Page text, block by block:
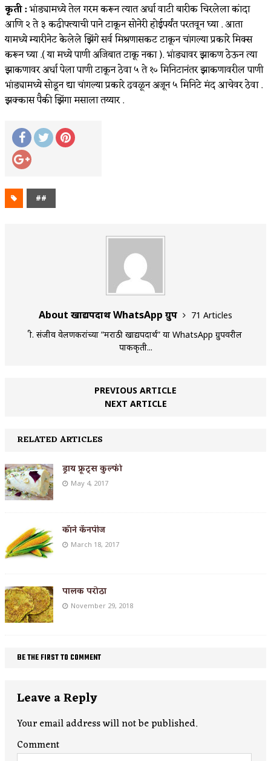
कृती :भांड्यामध्ये तेल गरम करून त्यात अर्धा वाटी बारीक चिरलेला कांदा
आणि २ ते ३ कढीपत्त्याची पाने टाकून सोनेरी होईपर्यंत परतवून घ्या . आता
यामध्ये म्यारीनेट केलेले झिंगे सर्व मिश्रणासकट टाकून चांगल्या प्रकारे मिक्स
करून घ्या .( या मध्ये पाणी अजिबात टाकू नका ). भांड्यावर झाकण ठेऊन त्या
झाकणावर अर्धा पेला पाणी टाकून ठेवा ५ ते १० मिनिटानंतर झाकणावरील पाणी
भांड्यामध्ये सोडून द्या चांगल्या प्रकारे ढवळून अजून ५ मिनिटे मंद आचेवर ठेवा .
झक्कास पैकी झिंगा मसाला तय्यार .
##
About खाद्यपदार्थ WhatsApp ग्रुप
71 Articles
श्री. संजीव वेलणकरांच्या ”मराठी खाद्यपदार्थ” या WhatsApp ग्रुपवरील
पाककृती...
PREVIOUS ARTICLE
NEXT ARTICLE
RELATED ARTICLES
ड्राय फ्रूट्स कुल्फी
May 4, 2017
कॉर्न कॅनपीज
March 18, 2017
पालक परोठा
November 29, 2018
BE THE FIRST TO COMMENT
Leave a Reply
Your email address will not be published.
Comment